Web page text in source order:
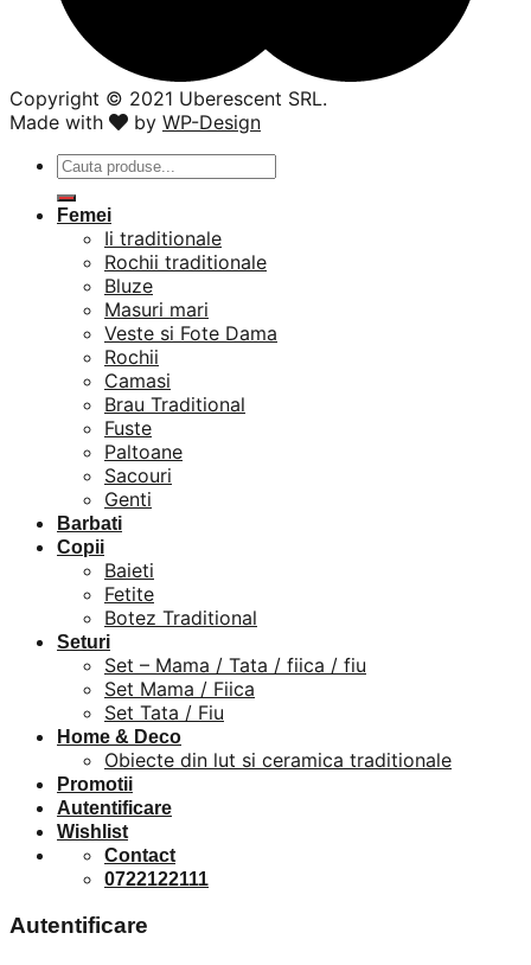
Copyright ©️ 2021 Uberescent SRL.
Made with
by WP-Design
Caută
Femei
Ii traditionale
Rochii traditionale
Bluze
Masuri mari
Veste si Fote Dama
Rochii
Camasi
Brau Traditional
Fuste
Paltoane
Sacouri
Genti
Barbati
Copii
Baieti
Fetite
Botez Traditional
Seturi
Set – Mama / Tata / fiica / fiu
Set Mama / Fiica
Set Tata / Fiu
Home & Deco
Obiecte din lut si ceramica traditionale
Promotii
Autentificare
Wishlist
Contact
0722122111
Autentificare